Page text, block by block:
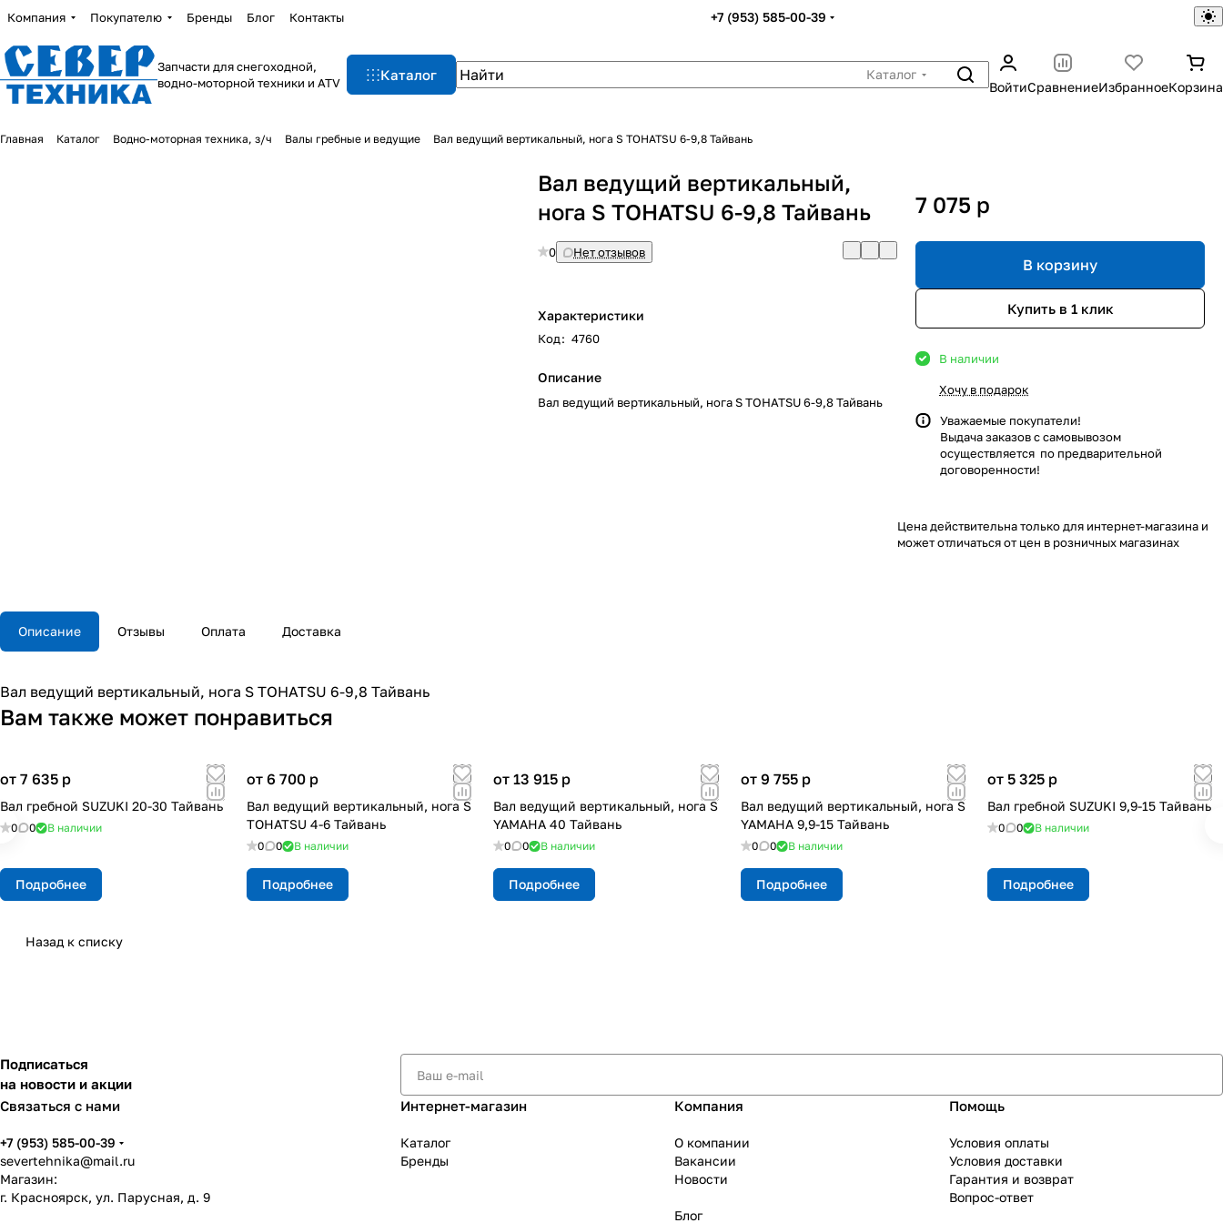
Компания Покупателю Бренды Блог Контакты +7 (953) 585-00-39
Запчасти для снегоходной,
водно-моторной техники и ATV
Каталог
Каталог
ВойтиСравнениеИзбранноеКорзина
Главная Каталог Водно-моторная техника, з/ч Валы гребные и ведущие Вал ведущий вертикальный, нога S TOHATSU 6-9,8 Тайвань
Вал ведущий вертикальный,
нога S TOHATSU 6-9,8 Тайвань
0 Нет отзывов
Характеристики
Код: 4760
Описание
Вал ведущий вертикальный, нога S TOHATSU 6-9,8 Тайвань
7 075 p
В корзину
Купить в 1 клик
В наличии
Хочу в подарок
Уважаемые покупатели!
Выдача заказов с самовывозом
осуществляется по предварительной
договоренности!
Цена действительна только для интернет-магазина и
может отличаться от цен в розничных магазинах
Описание Отзывы Оплата Доставка
Вал ведущий вертикальный, нога S TOHATSU 6-9,8 Тайвань
Вам также может понравиться
от 7 635 p
Вал гребной SUZUKI 20-30 Тайвань
0 0 В наличии
Подробнее
от 6 700 p
Вал ведущий вертикальный, нога S
TOHATSU 4-6 Тайвань
0 0 В наличии
Подробнее
от 13 915 p
Вал ведущий вертикальный, нога S
YAMAHA 40 Тайвань
0 0 В наличии
Подробнее
от 9 755 p
Вал ведущий вертикальный, нога S
YAMAHA 9,9-15 Тайвань
0 0 В наличии
Подробнее
от 5 325 p
Вал гребной SUZUKI 9,9-15 Тайвань
0 0 В наличии
Подробнее
Назад к списку
Подписаться
на новости и акции
Связаться с нами
+7 (953) 585-00-39
severtehnika@mail.ru
Магазин:
г. Красноярск, ул. Парусная, д. 9
Интернет-магазин
Каталог
Бренды
Компания
О компании
Вакансии
Новости
Блог
Помощь
Условия оплаты
Условия доставки
Гарантия и возврат
Вопрос-ответ